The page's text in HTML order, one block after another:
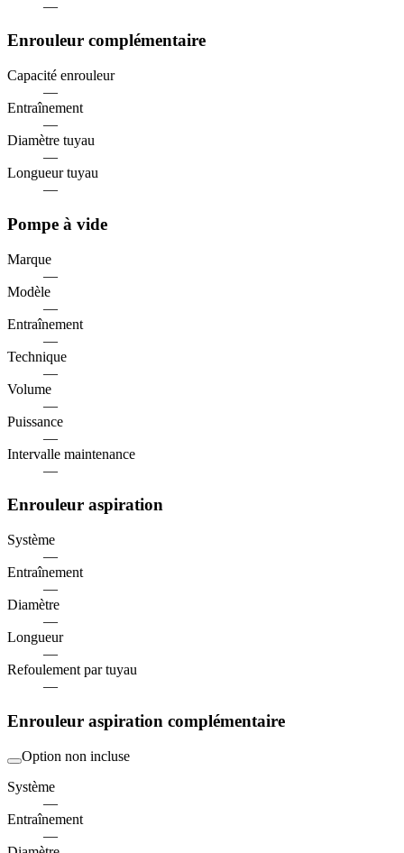
—
Enrouleur complémentaire
Capacité enrouleur
—
Entraînement
—
Diamètre tuyau
—
Longueur tuyau
—
Pompe à vide
Marque
—
Modèle
—
Entraînement
—
Technique
—
Volume
—
Puissance
—
Intervalle maintenance
—
Enrouleur aspiration
Système
—
Entraînement
—
Diamètre
—
Longueur
—
Refoulement par tuyau
—
Enrouleur aspiration complémentaire
Option non incluse
Système
—
Entraînement
—